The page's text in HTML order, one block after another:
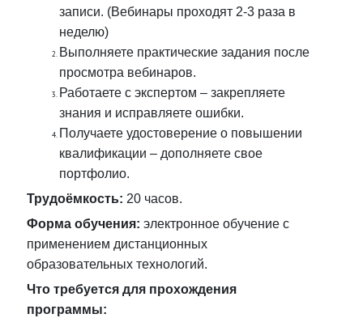
записи. (Вебинары проходят 2-3 раза в
неделю)
Выполняете практические задания после
просмотра вебинаров.
Работаете с экспертом – закрепляете
знания и исправляете ошибки.
Получаете удостоверение о повышении
квалификации – дополняете свое
портфолио.
Трудоёмкость: 20 часов.
Форма обучения: электронное обучение с
применением дистанционных
образовательных технологий.
Что требуется для прохождения
программы: